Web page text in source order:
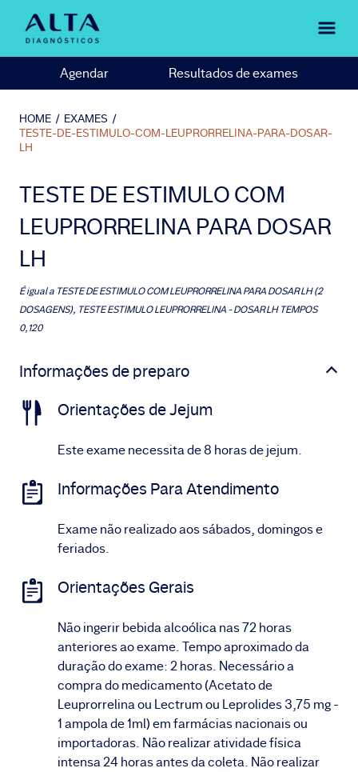
Agendar Resultados de exames
HOME / EXAMES /
TESTE-DE-ESTIMULO-COM-LEUPRORRELINA-PARA-DOSAR-
LH
TESTE DE ESTIMULO COM
LEUPRORRELINA PARA DOSAR
LH
É igual a TESTE DE ESTIMULO COM LEUPRORRELINA PARA DOSAR LH (2
DOSAGENS), TESTE ESTIMULO LEUPRORRELINA - DOSAR LH TEMPOS
0,120
Informações de preparo
Orientações de Jejum
Este exame necessita de 8 horas de jejum.
Informações Para Atendimento
Exame não realizado aos sábados, domingos e
feriados.
Orientações Gerais
Não ingerir bebida alcoólica nas 72 horas
anteriores ao exame. Tempo aproximado da
duração do exame: 2 horas. Necessário a
compra do medicamento (Acetato de
Leuprorrelina ou Lectrum ou Leprolides 3,75 mg -
1 ampola de 1ml) em farmácias nacionais ou
importadoras. Não realizar atividade física
intensa 24 horas antes da coleta. Não realizar